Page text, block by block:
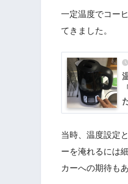
一定温度でコー
てきました。
当時、温度設定
ーを淹れるには
カーへの期待も